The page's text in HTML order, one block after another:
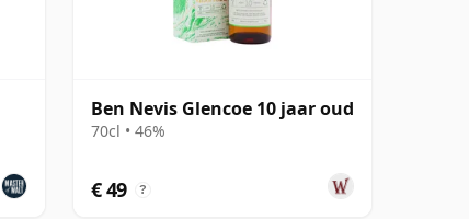
Ben Nevis Glencoe 10 jaar oud
70cl • 46%
€ 49 ?